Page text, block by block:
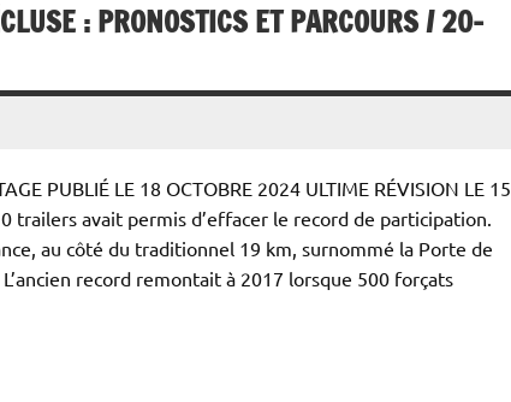
: PRONOSTICS ET PARCOURS / 20-
PUBLIÉ LE 18 OCTOBRE 2024 ULTIME RÉVISION LE 15
trailers avait permis d’effacer le record de participation.
au côté du traditionnel 19 km, surnommé la Porte de
record remontait à 2017 lorsque 500 forçats